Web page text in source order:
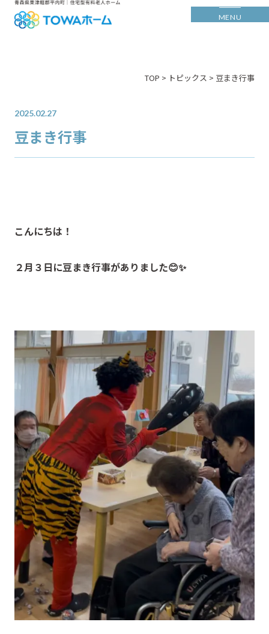
MENU
TOP > トピックス > 豆まき行事
2025.02.27
豆まき行事
こんにちは！
２月３日に豆まき行事がありました😊✨